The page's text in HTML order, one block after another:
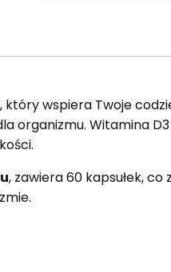
który wspiera Twoje
organizmu. Witamina
, zawiera 60 kapsułek, co